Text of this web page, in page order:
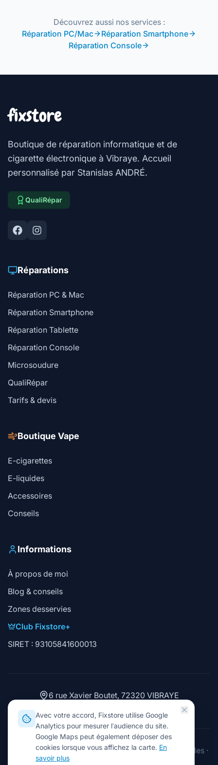
Découvrez aussi nos services :
Réparation PC/Mac
Réparation Smartphone
Réparation Console
fixstore
Boutique de réparation informatique et de
cigarette électronique à Vibraye. Accueil
personnalisé par Stanislas ANDRÉ.
QualiRépar
Réparations
Réparation PC & Mac
Réparation Smartphone
Réparation Tablette
Réparation Console
Microsoudure
QualiRépar
Tarifs & devis
Boutique Vape
E-cigarettes
E-liquides
Accessoires
Conseils
Informations
À propos de moi
Blog & conseils
Zones desservies
Club Fixstore+
SIRET : 93105841600013
6 rue Xavier Boutet, 72320 VIBRAYE
Fixstore. Tous droits réservés. · Mentions légales ·
Gérer les cookies
Avec votre accord, Fixstore utilise Google
Analytics pour mesurer l’audience du site.
Google Maps peut également déposer des
cookies lorsque vous affichez la carte. En
savoir plus